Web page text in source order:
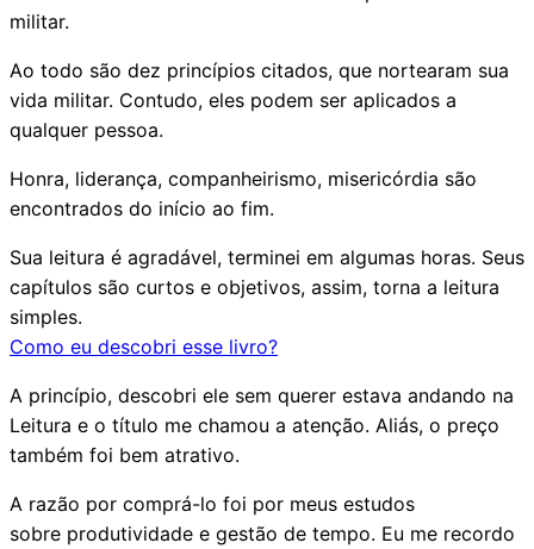
militar.
Ao todo são dez princípios citados, que nortearam sua
vida militar. Contudo, eles podem ser aplicados a
qualquer pessoa.
Honra, liderança, companheirismo, misericórdia são
encontrados do início ao fim.
Sua leitura é agradável, terminei em algumas horas. Seus
capítulos são curtos e objetivos, assim, torna a leitura
simples.
Como eu descobri esse livro?
A princípio, descobri ele sem querer estava andando na
Leitura e o título me chamou a atenção. Aliás, o preço
também foi bem atrativo.
A razão por comprá-lo foi por meus estudos
sobre produtividade e gestão de tempo. Eu me recordo